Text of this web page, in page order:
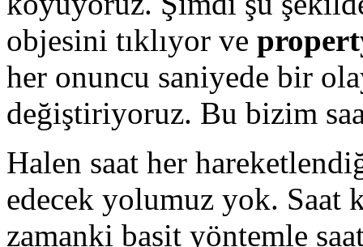
objesini tıklıyor ve
her onuncu saniyede bir
değiştiriyoruz. Bu bizim
Halen saat her
edecek yolumuz yok. Saat
zamanki basit yöntemle